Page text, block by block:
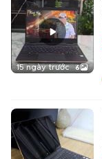
15 ngày trước 6